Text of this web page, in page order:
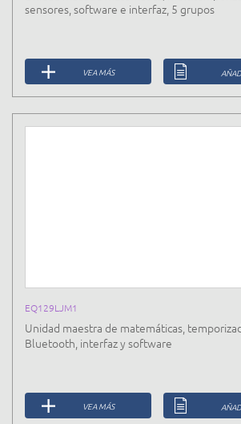
sensores, software e interfaz, 5 grupos
VEA MÁS
EQ129LJM1
Unidad maestra de matemáticas,
Bluetooth, interfaz y software
VEA MÁS